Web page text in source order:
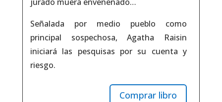
Señalada por medio pueblo como
principal sospechosa, Agatha Raisin
iniciará las pesquisas por su cuenta y
riesgo.
Comprar libro